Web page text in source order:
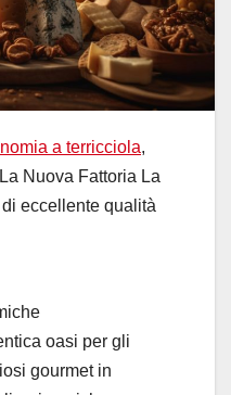
a terricciola,
Nuova Fattoria La
eccellente qualità
oasi per gli
gourmet in